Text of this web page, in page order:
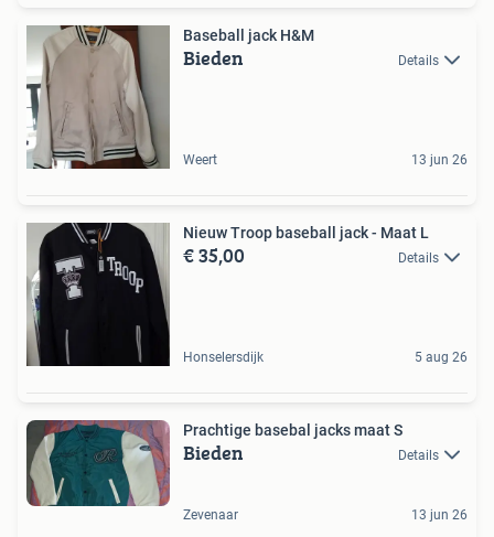
Baseball jack H&M
Bieden Details
Weert 13 jun 26
Nieuw Troop baseball jack - Maat L
€ 35,00 Details
Honselersdijk 5 aug 26
Prachtige basebal jacks maat S
Bieden Details
Zevenaar 13 jun 26